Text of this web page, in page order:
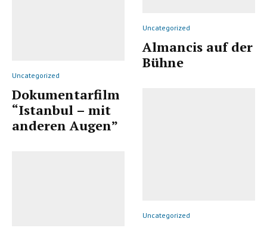
Uncategorized
Dokumentarfilm
“Istanbul – mit
anderen Augen”
Uncategorized
Almancis auf der
Bühne
Uncategorized